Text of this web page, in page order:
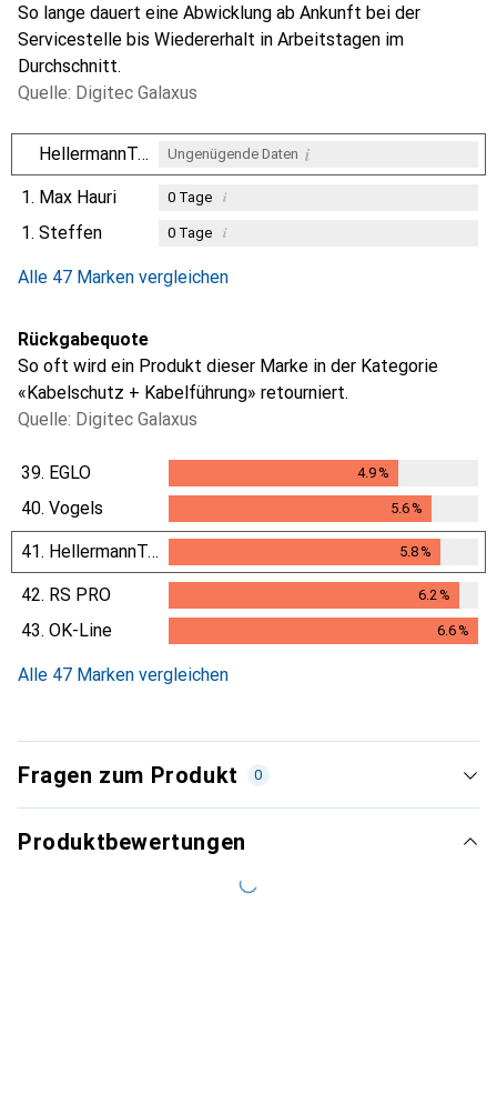
So lange dauert eine Abwicklung ab Ankunft bei der
Servicestelle bis Wiedererhalt in Arbeitstagen im
Durchschnitt.
Quelle: Digitec Galaxus
HellermannTyton Ungenügende Daten i
1. Max Hauri 0Tage i
1. Steffen 0Tage i
Alle 47 Marken vergleichen
Rückgabequote
So oft wird ein Produkt dieser Marke in der Kategorie
«Kabelschutz + Kabelführung» retourniert.
Quelle: Digitec Galaxus
39. EGLO 4.9%
40. Vogels 5.6%
5.6%
41. HellermannTyton 5.8%
5.8%
42. RS PRO 6.2%
6.2%
43. OK-Line 6.6%
Alle 47 Marken vergleichen
Fragen zum Produkt 0
Produktbewertungen